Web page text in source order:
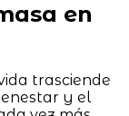
en
trasciende
y el